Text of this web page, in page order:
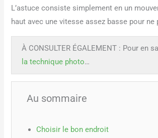
L’astuce consiste simplement en un
haut avec une vitesse assez basse pour ne
À CONSULTER ÉGALEMENT : Pour en
la technique photo…
Au sommaire
Choisir le bon endroit